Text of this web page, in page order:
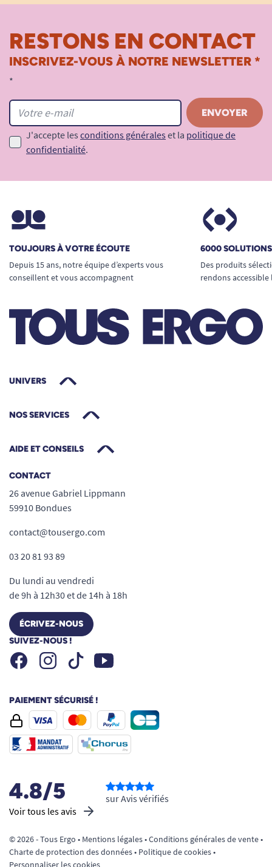
RESTONS EN CONTACT
INSCRIVEZ-VOUS À NOTRE NEWSLETTER *
*
J'accepte les conditions générales et la politique de
confidentialité.
TOUJOURS À VOTRE ÉCOUTE
Depuis 15 ans, notre équipe d’experts vous
conseillent et vous accompagnent
6000
Des produits
rendons
UNIVERS
NOS SERVICES
AIDE ET CONSEILS
CONTACT
26 avenue Gabriel Lippmann
59910 Bondues
contact@tousergo.com
03 20 81 93 89
Du lundi au vendredi
de 9h à 12h30 et de 14h à 18h
ÉCRIVEZ-NOUS
SUIVEZ-NOUS !
FacebookInstagramTiktok Youtube
PAIEMENT SÉCURISÉ !
4.8/5
Voir tous les avis
sur Avis vérifiés
© 2026 - Tous Ergo • Mentions légales•Conditions générales de vente•
Charte de protection des données• Politique de cookies•
Personnaliser les cookies